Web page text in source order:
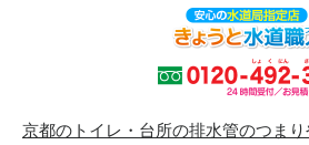
京都のトイレ・台所の排水管のつま